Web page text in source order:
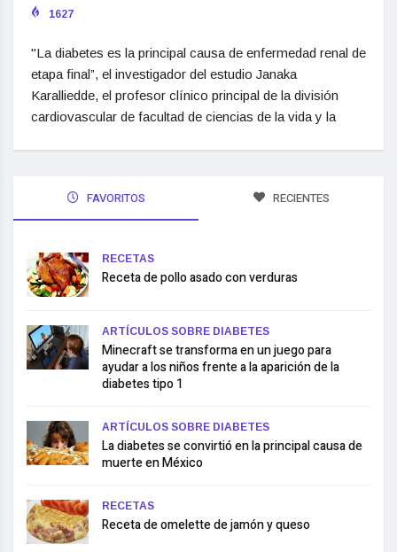
1627
"La diabetes es la principal causa de enfermedad renal de
etapa final”, el investigador del estudio Janaka
Karalliedde, el profesor clínico principal de la división
cardiovascular de facultad de ciencias de la vida y la
FAVORITOS RECIENTES
RECETAS
Receta de pollo asado con verduras
ARTÍCULOS SOBRE DIABETES
Minecraft se transforma en un juego para
ayudar a los niños frente a la aparición de la
diabetes tipo 1
ARTÍCULOS SOBRE DIABETES
La diabetes se convirtió en la principal causa de
muerte en México
RECETAS
Receta de omelette de jamón y queso